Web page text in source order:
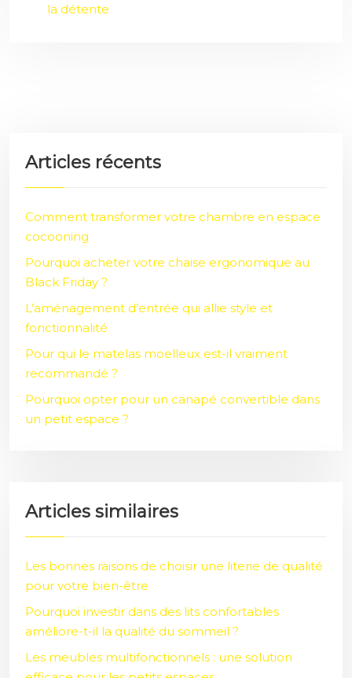
la détente
Articles récents
Comment transformer votre chambre en espace
cocooning
Pourquoi acheter votre chaise ergonomique au
Black Friday ?
L’aménagement d’entrée qui allie style et
fonctionnalité
Pour qui le matelas moelleux est-il vraiment
recommandé ?
Pourquoi opter pour un canapé convertible dans
un petit espace ?
Articles similaires
Les bonnes raisons de choisir une literie de qualité
pour votre bien-être
Pourquoi investir dans des lits confortables
améliore-t-il la qualité du sommeil ?
Les meubles multifonctionnels : une solution